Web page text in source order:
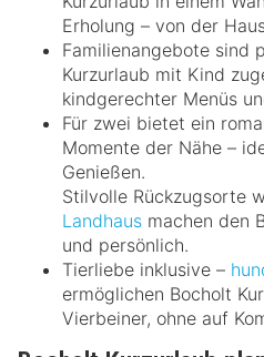
Erholung – von der
Familienangebote sind
Kurzurlaub mit Kind
kindgerechter Menüs
Für zwei bietet ein
Momente der Nähe –
Genießen.
Stilvolle Rückzugsorte
Landhaus machen den
und persönlich.
Tierliebe inklusive –
ermöglichen Bocholt
Vierbeiner, ohne auf